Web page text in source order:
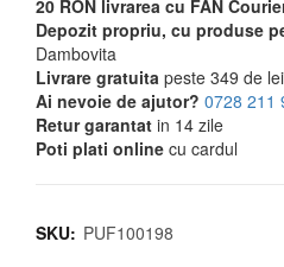
20 RON livrarea cu FAN
Depozit propriu, cu produse
Dambovita
Livrare gratuita peste 349 de lei
Ai nevoie de ajutor? 0728 211
Retur garantat in 14 zile
Poti plati online cu cardul
SKU: PUF100198